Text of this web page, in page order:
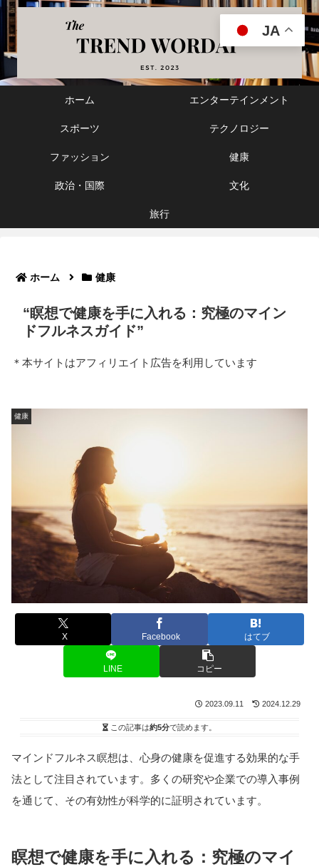
ホーム エンターテインメント
スポーツ テクノロジー
ファッション 健康
政治・国際 文化
旅行
ホーム 健康
“瞑想で健康を手に入れる：究極のマイン
ドフルネスガイド”
＊本サイトはアフィリエイト広告を利用しています
健康
X Facebook はてブ
LINE コピー
2023.09.11 2024.12.29
この記事は約5分で読めます。
マインドフルネス瞑想は、心身の健康を促進する効果的な手
法として注目されています。多くの研究や企業での導入事例
を通じて、その有効性が科学的に証明されています。
瞑想で健康を手に入れる：究極のマイ
JA